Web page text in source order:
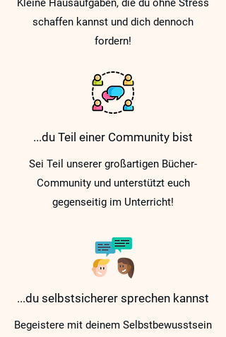
Kleine Hausaufgaben, die du ohne Stress
schaffen kannst und dich dennoch
fordern!
...du Teil einer Community bist
Sei Teil unserer großartigen Bücher-
Community und unterstützt euch
gegenseitig im Unterricht!
...du selbstsicherer sprechen kannst
Begeistere mit deinem Selbstbewusstsein